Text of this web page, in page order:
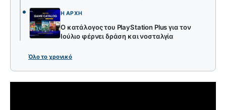
Η ΑΡΧΉ
Ο κατάλογος του PlayStation Plus για τον
Ιούλιο φέρνει δράση και νοσταλγία
Όλο το χρονικό